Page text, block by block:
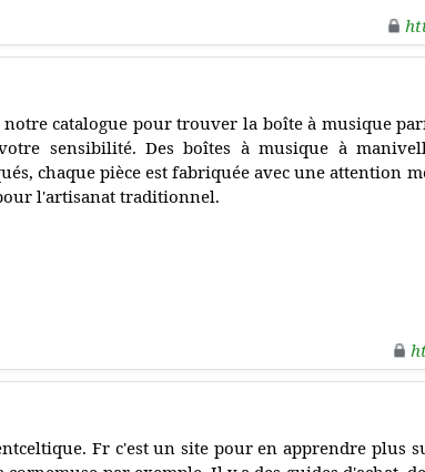
catalogue pour trouver la boîte à musique
sensibilité. Des boîtes à musique à
chaque pièce est fabriquée avec une attention
l'artisanat traditionnel.
Fr c'est un site pour en apprendre plus